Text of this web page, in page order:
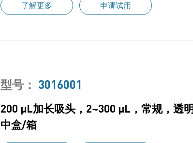
了解更多 申请试用
型号： 3016001
200 μL加长吸头，2~300 μL，常规，透
中盒/箱